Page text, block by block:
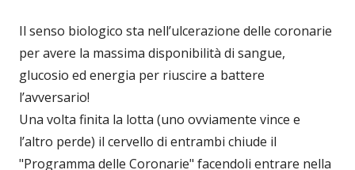
Il senso biologico sta nell’ulcerazione delle coronarie
per avere la massima disponibilità di sangue,
glucosio ed energia per riuscire a battere
l’avversario!
Una volta finita la lotta (uno ovviamente vince e
l’altro perde) il cervello di entrambi chiude il
"Programma delle Coronarie" facendoli entrare nella